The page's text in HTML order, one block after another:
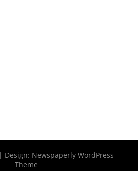
| Design: Newspaperly WordPress
Theme